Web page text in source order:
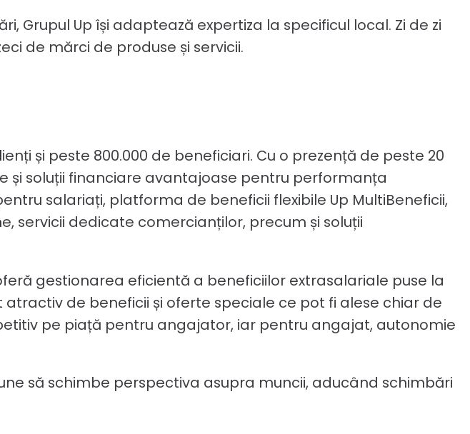
Grupul Up își adaptează expertiza la specificul local. Zi de zi
de mărci de produse și servicii.
și peste 800.000 de beneficiari. Cu o prezență de peste 20
și soluții financiare avantajoase pentru performanța
salariați, platforma de beneficii flexibile Up MultiBeneficii,
servicii dedicate comercianților, precum și soluții
gestionarea eficientă a beneficiilor extrasalariale puse la
de beneficii și oferte speciale ce pot fi alese chiar de
pe piață pentru angajator, iar pentru angajat, autonomie
să schimbe perspectiva asupra muncii, aducând schimbări